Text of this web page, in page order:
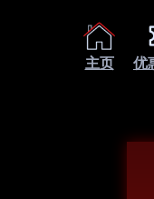
主页 优